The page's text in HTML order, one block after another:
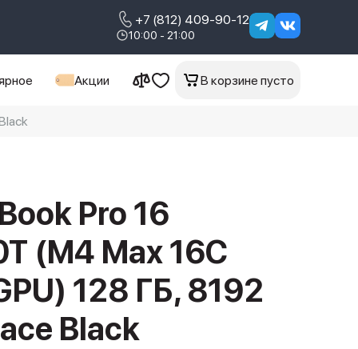
+7 (812) 409-90-12
10:00 - 21:00
Акции В корзине пусто
Pro 16
(M4 Max 16C
128 ГБ, 8192
Black